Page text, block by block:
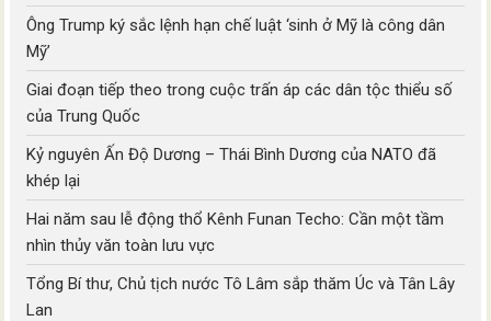
Ông Trump ký sắc lệnh hạn chế luật ‘sinh ở Mỹ là công dân
Mỹ’
Giai đoạn tiếp theo trong cuộc trấn áp các dân tộc thiểu số
của Trung Quốc
Kỷ nguyên Ấn Độ Dương – Thái Bình Dương của NATO đã
khép lại
Hai năm sau lễ động thổ Kênh Funan Techo: Cần một tầm
nhìn thủy văn toàn lưu vực
Tổng Bí thư, Chủ tịch nước Tô Lâm sắp thăm Úc và Tân Lây
Lan